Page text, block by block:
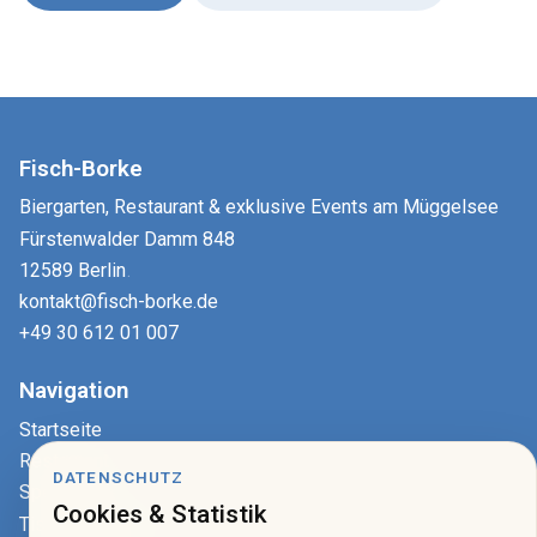
Fisch-Borke
Biergarten, Restaurant & exklusive Events am Müggelsee
Fürstenwalder Damm 848
12589 Berlin
kontakt@fisch-borke.de
+49 30 612 01 007
Navigation
Startseite
Restaurant
Speisekarte
Tisch reservieren
DATENSCHUTZ
Cookies & Statistik